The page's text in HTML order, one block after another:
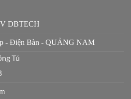
DBTECH
- Điện Bàn - QUẢNG NAM
Tú